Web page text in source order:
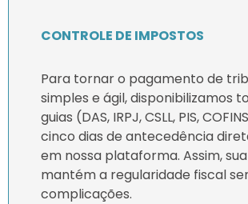
CONTROLE DE IMPOSTOS
Para tornar o pagamento de
simples e ágil, disponibilizamos
guias (DAS, IRPJ, CSLL, PIS,
cinco dias de antecedência
em nossa plataforma. Assim,
mantém a regularidade fiscal
complicações.